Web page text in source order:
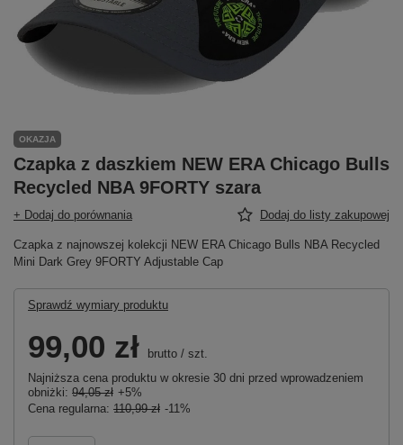
OKAZJA
Czapka z daszkiem NEW ERA Chicago Bulls
Recycled NBA 9FORTY szara
+ Dodaj do porównania Dodaj do listy zakupowej
Czapka z najnowszej kolekcji NEW ERA Chicago Bulls NBA Recycled
Mini Dark Grey 9FORTY Adjustable Cap
Sprawdź wymiary produktu
99,00 zł brutto / szt.
Najniższa cena produktu w okresie 30 dni przed wprowadzeniem
obniżki: 94,05 zł +5%
Cena regularna: 110,99 zł -11%